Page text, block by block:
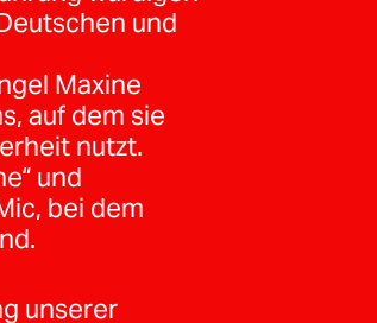
und
Maxine
auf dem sie
nutzt.
und
bei dem
unserer